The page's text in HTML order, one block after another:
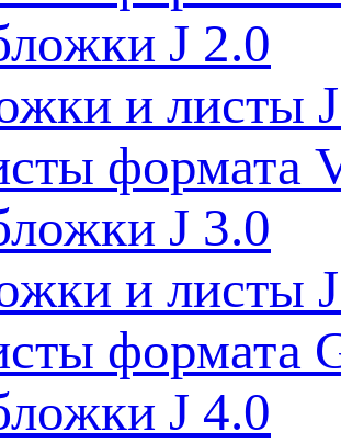
J 2.0
и листы
формата
J 3.0
и листы
формата
J 4.0